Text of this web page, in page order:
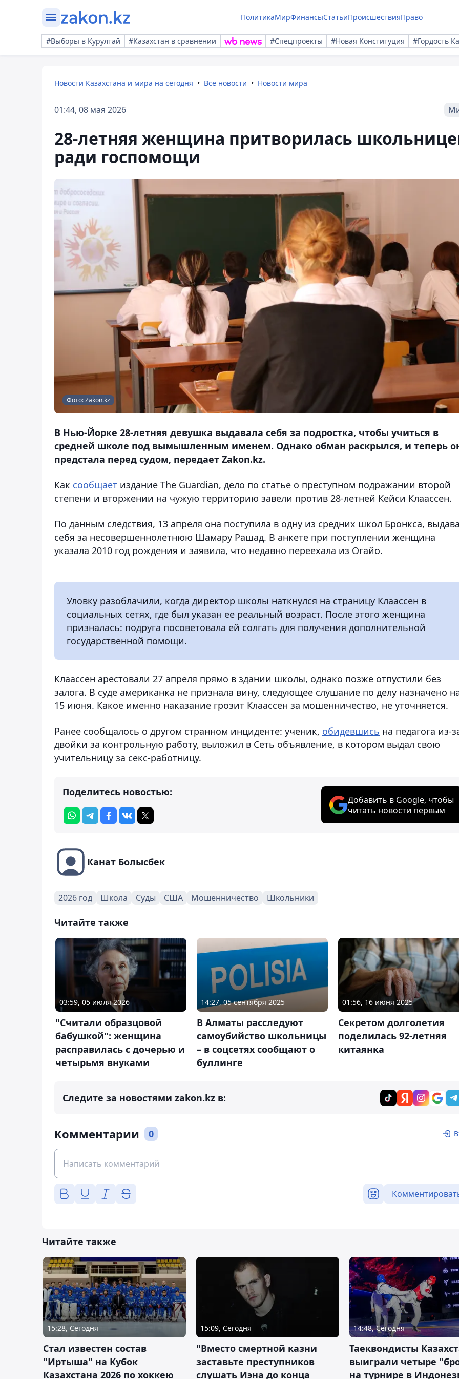
ПолитикаМирФинансыСтатьиПроисшествияПраво
#Выборы в Курултай #Казахстан в сравнении #Спецпроекты #Новая Конституция #Гордость
Новости Казахстана и мира на сегодня Все новости Новости мира
01:44, 08 мая 2026
28-летняя женщина притворилась
ради госпомощи
Фото: Zakon.kz
В Нью-Йорке 28-летняя девушка выдавала себя за подростка, чтобы учиться в
средней школе под вымышленным именем. Однако обман раскрылся, и теперь
предстала перед судом, передает Zakon.kz.
Как сообщает издание The Guardian, дело по статье о преступном подражании второй
степени и вторжении на чужую территорию завели против 28-летней Кейси Клаассен.
По данным следствия, 13 апреля она поступила в одну из средних школ Бронкса,
себя за несовершеннолетнюю Шамару Рашад. В анкете при поступлении женщина
указала 2010 год рождения и заявила, что недавно переехала из Огайо.
Уловку разоблачили, когда директор школы наткнулся на страницу Клаассен в
социальных сетях, где был указан ее реальный возраст. После этого женщина
призналась: подруга посоветовала ей солгать для получения дополнительной
государственной помощи.
Клаассен арестовали 27 апреля прямо в здании школы, однако позже отпустили без
залога. В суде американка не признала вину, следующее слушание по делу назначено
15 июня. Какое именно наказание грозит Клаассен за мошенничество, не уточняется.
Ранее сообщалось о другом странном инциденте: ученик, обидевшись на педагога из-
двойки за контрольную работу, выложил в Сеть объявление, в котором выдал свою
учительницу за секс-работницу.
Поделитесь новостью:
Добавить в Google, чтобы
читать новости первым
Канат Болысбек
2026 год Школа Суды США Мошенничество Школьники
Читайте также
03:59, 05 июля 2026
"Считали образцовой
бабушкой": женщина
расправилась с дочерью и
четырьмя внуками
14:27, 05 сентября 2025
В Алматы расследуют
самоубийство школьницы
– в соцсетях сообщают о
буллинге
01:56, 16 июня 2025
Секретом долголетия
поделилась 92-летняя
китаянка
Следите за новостями zakon.kz в:
Комментарии 0
Читайте также
15:28, Сегодня
Стал известен состав
"Иртыша" на Кубок
Казахстана 2026 по хоккею
15:09, Сегодня
"Вместо смертной казни
заставьте преступников
слушать Иэна до конца
14:48, Сегодня
Таеквондисты
выиграли четыре
на турнире в